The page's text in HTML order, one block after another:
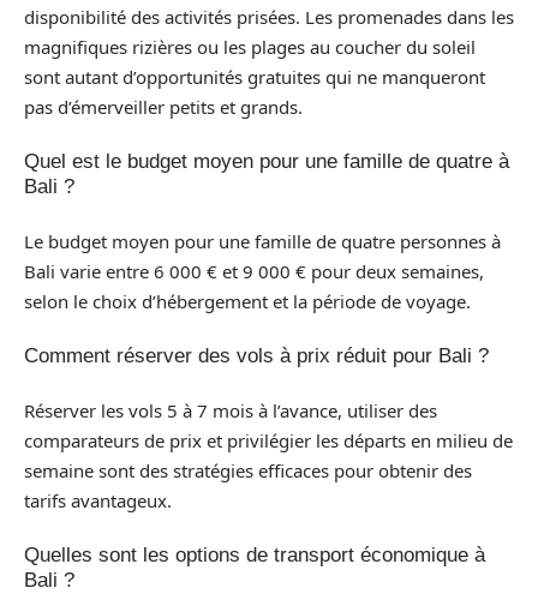
disponibilité des activités prisées. Les promenades dans les
magnifiques rizières ou les plages au coucher du soleil
sont autant d’opportunités gratuites qui ne manqueront
pas d’émerveiller petits et grands.
Quel est le budget moyen pour une famille de quatre à
Bali ?
Le budget moyen pour une famille de quatre personnes à
Bali varie entre 6 000 € et 9 000 € pour deux semaines,
selon le choix d’hébergement et la période de voyage.
Comment réserver des vols à prix réduit pour Bali ?
Réserver les vols 5 à 7 mois à l’avance, utiliser des
comparateurs de prix et privilégier les départs en milieu de
semaine sont des stratégies efficaces pour obtenir des
tarifs avantageux.
Quelles sont les options de transport économique à
Bali ?